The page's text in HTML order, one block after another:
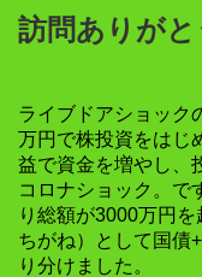
訪問ありが
ライブドアショック
万円で株投資をはじ
益で資金を増やし、
コロナショック。で
り総額が3000万円
ちがね）として国債
り分けました。